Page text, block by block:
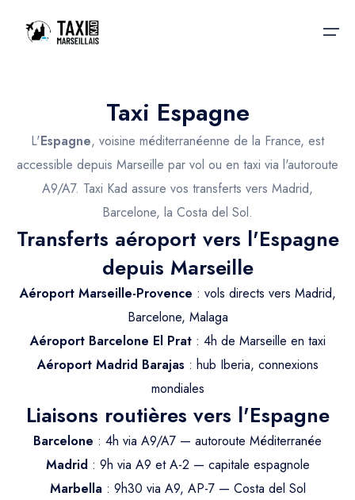
Nos services
Nos services
Taxis Aéroport
Trajet Gare SNCF
Trajet Port croisière
Trajet Séminaire
Trajet Longue Distance
Taxis aéroport
Réservation
Actualités & évènements
Contactez-nous
Taxi Espagne
L'Espagne, voisine méditerranéenne de la France, est
accessible depuis Marseille par vol ou en taxi via l'autoroute
A9/A7. Taxi Kad assure vos transferts vers Madrid,
Barcelone, la Costa del Sol.
Transferts aéroport vers l'Espagne
depuis Marseille
Aéroport Marseille-Provence : vols directs vers Madrid,
Barcelone, Malaga
Aéroport Barcelone El Prat: 4h de Marseille en taxi
Aéroport Madrid Barajas : hub Iberia, connexions
mondiales
Liaisons routières vers l'Espagne
Barcelone : 4h via A9/A7 — autoroute Méditerranée
Madrid: 9h via A9 et A-2 — capitale espagnole
Marbella: 9h30 via A9, AP-7 — Costa del Sol